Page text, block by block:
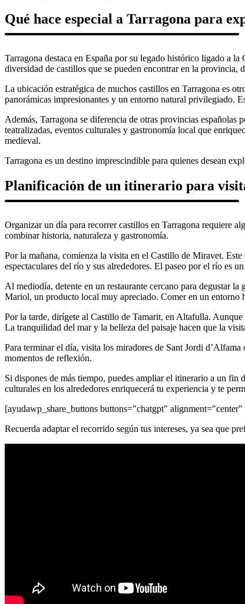
Qué hace especial a Tarragona para
Tarragona destaca en España por su legado histórico ligado a
diversidad de castillos que se pueden encontrar en la provincia,
La ubicación estratégica de muchos castillos en Tarragona es
panorámicas impresionantes y un entorno natural privilegiado.
Además, Tarragona se diferencia de otras provincias
teatralizadas, eventos culturales y gastronomía local que
medieval.
Tarragona es un destino imprescindible para quienes desean
Planificación de un itinerario para
Organizar un día para recorrer castillos en Tarragona requiere
combinar historia, naturaleza y gastronomía.
Por la mañana, comienza la visita en el Castillo de Miravet.
espectaculares del río y sus alrededores. El paseo por el río es
Al mediodía, detente en un restaurante cercano para degustar
Mariol, un producto local muy apreciado. Comer en un entorno
Por la tarde, dirígete al Castillo de Tamarit, en Altafulla.
La tranquilidad del mar y la belleza del paisaje hacen que la
Para terminar el día, visita los miradores de Sant Jordi
momentos de reflexión.
Si dispones de más tiempo, puedes ampliar el itinerario a un
culturales en los alrededores enriquecerá tu experiencia y te
[ayudawp_share_buttons buttons="chatgpt"
Recuerda adaptar el recorrido según tus intereses, ya sea que